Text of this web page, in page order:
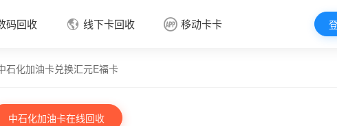
码回收  线下卡回收  移动卡卡
石化加油卡兑换汇元E福卡
中石化加油卡在线回收